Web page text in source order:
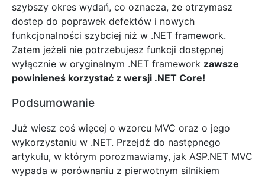
szybszy okres wydań, co oznacza, że otrzymasz
dostep do poprawek defektów i nowych
funkcjonalności szybciej niż w .NET framework.
Zatem jeżeli nie potrzebujesz funkcji dostępnej
wyłącznie w oryginalnym .NET framework zawsze
powinieneś korzystać z wersji .NET Core!
Podsumowanie
Już wiesz coś więcej o wzorcu MVC oraz o jego
wykorzystaniu w .NET. Przejdź do następnego
artykułu, w którym porozmawiamy, jak ASP.NET MVC
wypada w porównaniu z pierwotnym silnikiem